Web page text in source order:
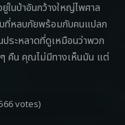
ในป่าอันกว้างใหญ่ไพศาล
ที่หลบภัยพร้อมกับคนแปลก
ระหลาดที่ดูเหมือนว่าพวก
ๆ คืน คุณไม่มีทางเห็นมัน แต่
votes)